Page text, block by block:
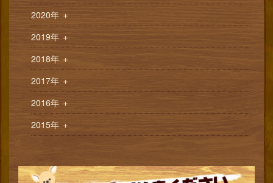
2020年 ＋
2019年 ＋
2018年 ＋
2017年 ＋
2016年 ＋
2015年 ＋